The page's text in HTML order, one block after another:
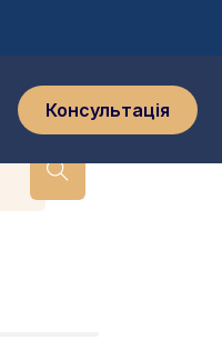
Консультація